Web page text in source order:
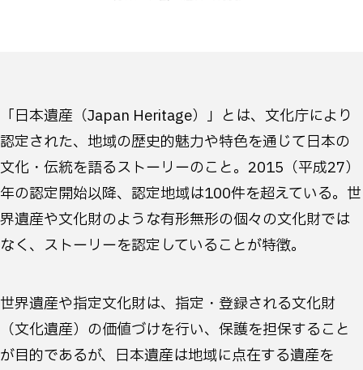
「日本遺産（Japan Heritage）」とは、文化庁により
認定された、地域の歴史的魅力や特色を通じて日本の
文化・伝統を語るストーリーのこと。2015（平成27）
年の認定開始以降、認定地域は100件を超えている。世
界遺産や文化財のような有形無形の個々の文化財では
なく、ストーリーを認定していることが特徴。
世界遺産や指定文化財は、指定・登録される文化財
（文化遺産）の価値づけを行い、保護を担保すること
が目的であるが、日本遺産は地域に点在する遺産を